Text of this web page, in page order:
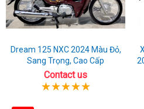
Dream 125 NXC 2024 Màu Đỏ,
Sang Trọng, Cao Cấp
Contact us